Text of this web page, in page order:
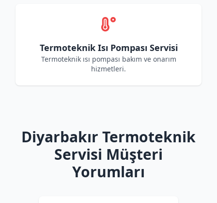
Termoteknik Isı Pompası Servisi
Termoteknik ısı pompası bakım ve onarım
hizmetleri.
Diyarbakır Termoteknik
Servisi Müşteri
Yorumları